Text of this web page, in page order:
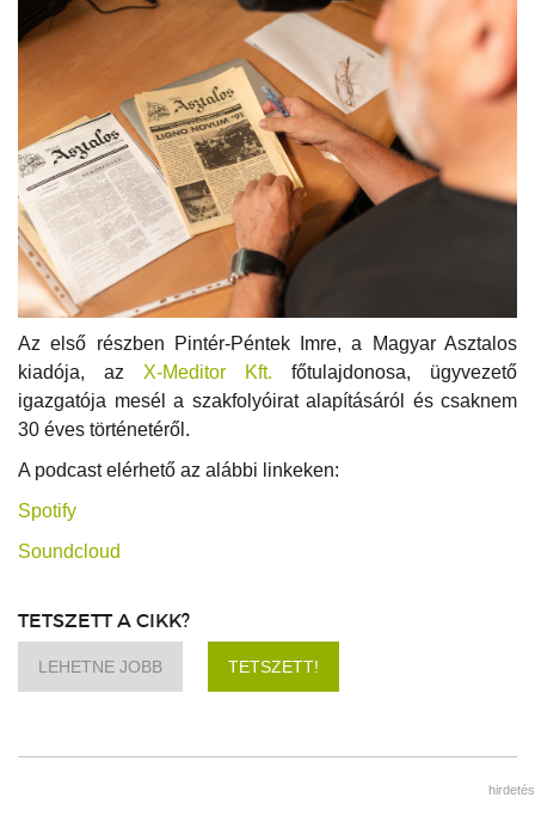
Az első részben Pintér-Péntek Imre, a Magyar Asztalos
kiadója, az X-Meditor Kft. főtulajdonosa, ügyvezető
igazgatója mesél a szakfolyóirat alapításáról és csaknem
30 éves történetéről.
A podcast elérhető az alábbi linkeken:
Spotify
Soundcloud
TETSZETT A CIKK?
LEHETNE JOBB TETSZETT!
hirdetés